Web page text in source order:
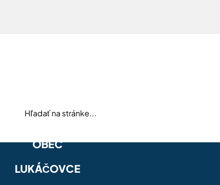
OBEC
LUKÁČOVCE